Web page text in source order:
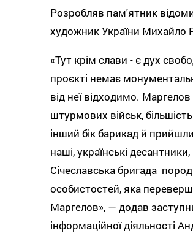
Розробляв пам'ятник
художник України Михайло
«Тут крім слави - є дух
проєкті немає
від неї відходимо.
штурмових військ,
інший бік барикад й
наші, українські
Січеславська бригада
особистостей, яка
Маргелов», — додав
інформаційної діяльності